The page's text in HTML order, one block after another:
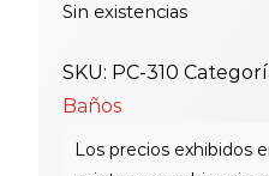
Sin existencias
SKU: PC-310
Baños